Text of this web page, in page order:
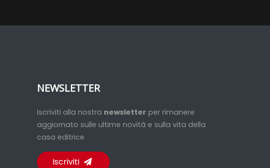
NEWSLETTER
Iscriviti alla nostra newsletter per rimanere
aggiornato sulle ultime novità e sulla vita della
casa editrice
Iscriviti